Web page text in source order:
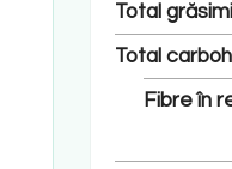
Total grăsimi
Total
Fibre în